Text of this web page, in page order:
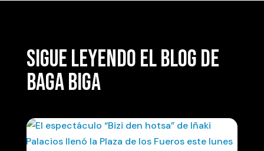
SIGUE LEYENDO EL BLOG DE
BAGA BIGA